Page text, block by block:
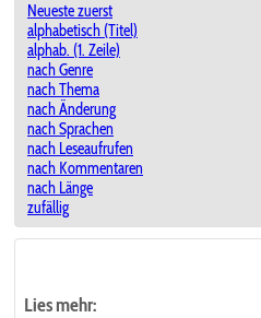
Neueste zuerst
alphabetisch (Titel)
alphab. (1. Zeile)
nach Genre
nach Thema
nach Änderung
nach Sprachen
nach Leseaufrufen
nach Kommentaren
nach Länge
zufällig
Lies mehr: